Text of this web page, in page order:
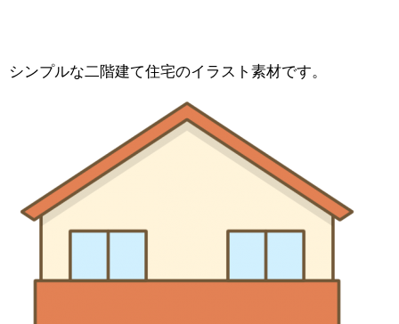
シンプルな二階建て住宅のイラスト素材です。